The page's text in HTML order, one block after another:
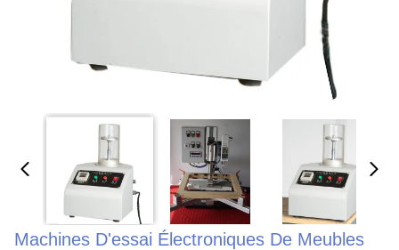
Machines D'essai Électroniques De Meubles